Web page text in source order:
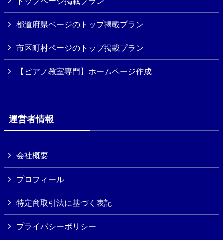
都道府県ページのトップ掲載プラン
市区町村ページのトップ掲載プラン
【ピアノ教室専門】ホームページ作成
運営者情報
会社概要
プロフィール
特定商取引法に基づく表記
プライバシーポリシー